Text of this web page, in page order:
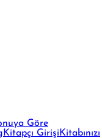
Göre
Kitapçı Girişi Kitabınızı